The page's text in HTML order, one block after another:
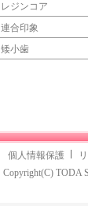
レジンコア
連合印象
矮小歯
個人情報保護
Copyright(C) TODA